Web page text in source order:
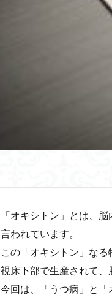
「オキシトン」とは、
言われています。
この「オキシトン」な
視床下部で生産されて、
今回は、「うつ病」と「